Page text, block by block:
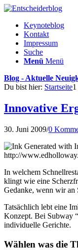
Keynoteblog
Kontakt
Impressum
Suche
Menü Menü
Blog - Aktuelle
Du bist hier: Startseite1
Innovative
30. Juni 2009/0
In welchem
klingt wie eine
Gedanke, wenn wir an
Tatsächlich lebt eine
Konzept. Bei Subway
individuelle Gerichte.
Wählen was die